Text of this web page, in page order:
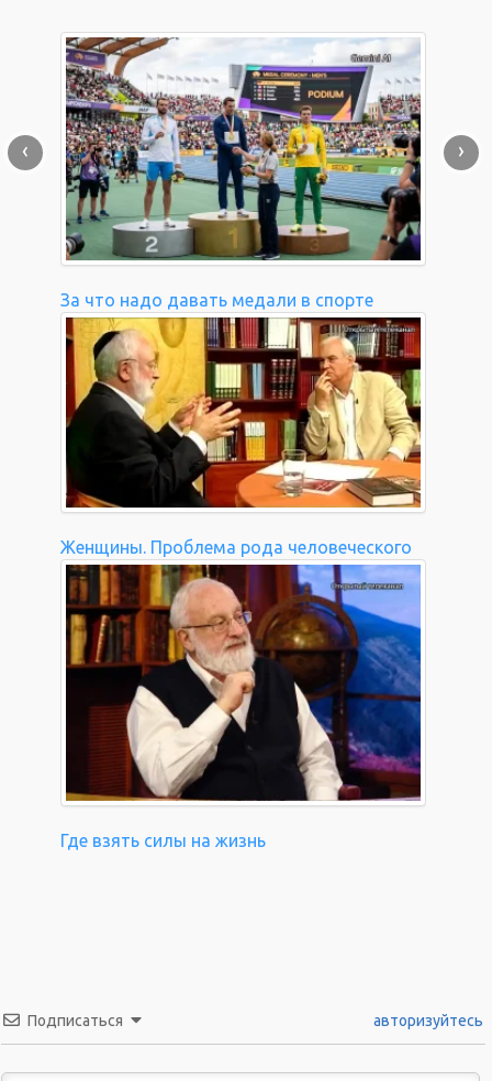
За что надо давать медали в спорте
Женщины. Проблема рода человеческого
Где взять силы на жизнь
‹ ›
Подписаться авторизуйтесь